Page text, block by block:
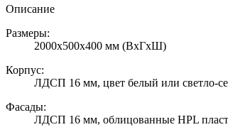
Описание
Размеры:
2000х500х400 мм (ВхГхШ)
Корпус:
ЛДСП 16 мм, цвет белый или светло-
Фасады:
ЛДСП 16 мм, облицованные HPL